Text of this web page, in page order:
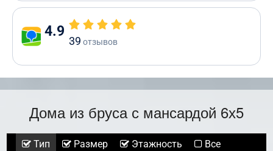
4.9
39 отзывов
Дома из бруса с мансардой 6х5
Тип Размер Этажность Все